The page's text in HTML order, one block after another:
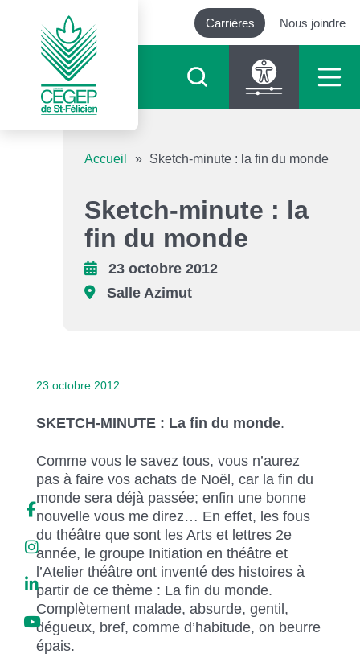
Carrières Nous joindre
Diminuer le texte
Niveau de gris
Réinitialiser
Accueil » Sketch-minute : la fin du monde
Sketch-minute : la
fin du monde
23 octobre 2012
Salle Azimut
23 octobre 2012
SKETCH-MINUTE : La fin du monde.
Comme vous le savez tous, vous n’aurez
pas à faire vos achats de Noël, car la fin du
monde sera déjà passée; enfin une bonne
nouvelle vous me direz… En effet, les fous
du théâtre que sont les Arts et lettres 2e
année, le groupe Initiation en théâtre et
l’Atelier théâtre ont inventé des histoires à
partir de ce thème : La fin du monde.
Complètement malade, absurde, gentil,
dégueux, bref, comme d’habitude, on beurre
épais.